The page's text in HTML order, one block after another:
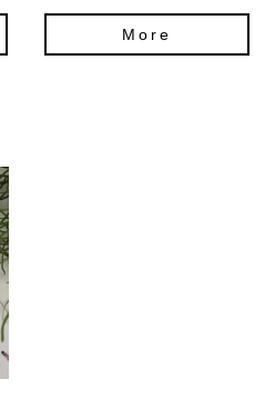
More